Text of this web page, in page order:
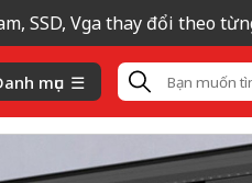
SSD, Vga thay đổi theo
mục